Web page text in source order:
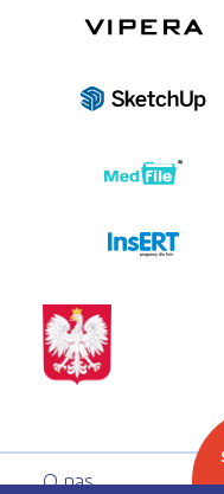
programy dla firm
O nas